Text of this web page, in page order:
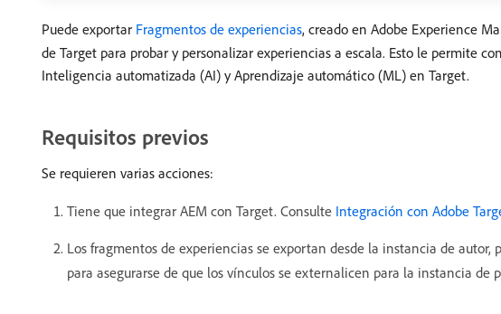
Puede exportar Fragmentos de experiencias, creado en Adobe Experience
de Target para probar y personalizar experiencias a escala. Esto le permite
Inteligencia automatizada (AI) y Aprendizaje automático (ML) en Target.
Requisitos previos
Se requieren varias acciones:
Tiene que integrar AEM con Target. Consulte Integración con Adobe
Los fragmentos de experiencias se exportan desde la instancia de autor,
para asegurarse de que los vínculos se externalicen para la instancia de